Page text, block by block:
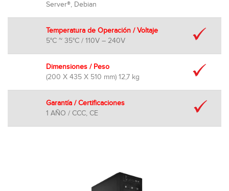
Server®, Debian
Temperatura de Operación / Voltaje
5°C ~ 35°C / 110V – 240V
Dimensiones / Peso
(200 X 435 X 510 mm) 12,7 kg
Garantía / Certificaciones
1 AÑO / CCC, CE